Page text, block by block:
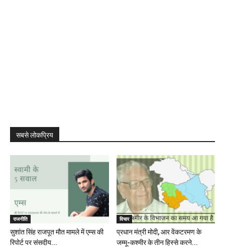
सबसे लोकप्रिय
राजनीति
सुशांत सिंह राजपूत मौत मामले में एम्स की
रिपोर्ट पर संसदीय...
विचार
प्रधान मंत्री मोदी, आर वेंकटरमण के
जम्मू-कश्मीर के तीन हिस्से करने...